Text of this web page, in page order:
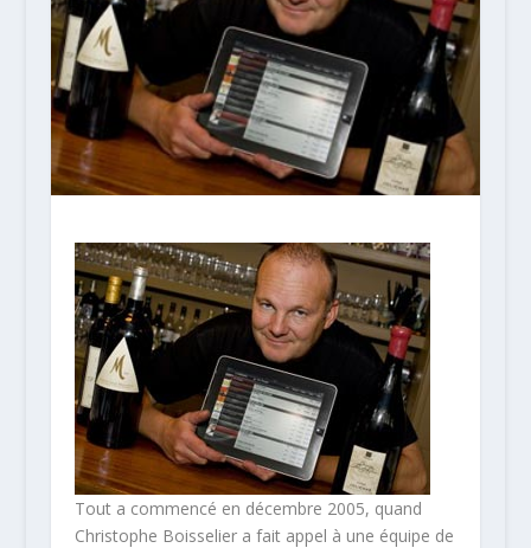
Tout a commencé en décembre 2005, quand
Christophe Boisselier a fait appel à une équipe de